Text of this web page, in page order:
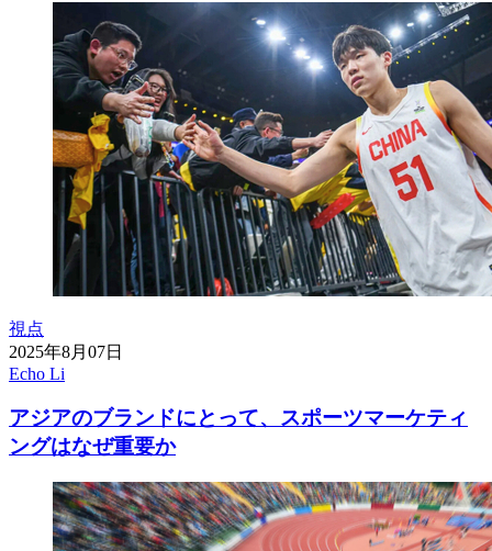
視点
2025年8月07日
Echo Li
アジアのブランドにとって、スポーツマーケティ
ングはなぜ重要か